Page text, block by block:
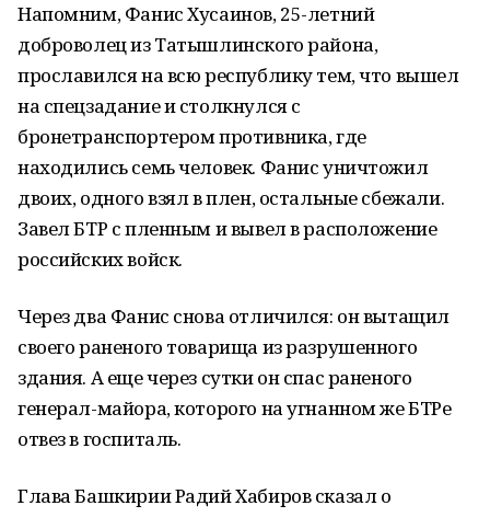
Напомним, Фанис Хусаинов, 25-летний
доброволец из Татышлинского района,
прославился на всю республику тем, что вышел
на спецзадание и столкнулся с
бронетранспортером противника, где
находились семь человек. Фанис уничтожил
двоих, одного взял в плен, остальные сбежали.
Завел БТР с пленным и вывел в расположение
российских войск.
Через два Фанис снова отличился: он вытащил
своего раненого товарища из разрушенного
здания. А еще через сутки он спас раненого
генерал-майора, которого на угнанном же БТРе
отвез в госпиталь.
Глава Башкирии Радий Хабиров сказал о